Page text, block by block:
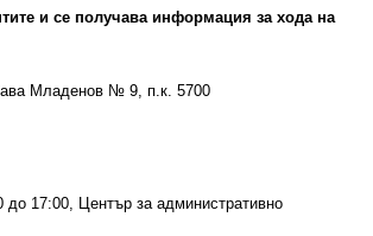
и се получава информация за хода на
Младенов № 9, п.к. 5700
до 17:00, Център за административно